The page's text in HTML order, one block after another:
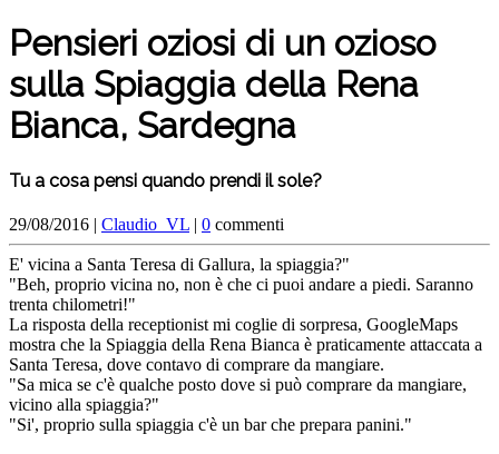
Pensieri oziosi di un ozioso
sulla Spiaggia della Rena
Bianca, Sardegna
Tu a cosa pensi quando prendi il sole?
29/08/2016 | Claudio_VL | 0 commenti
E' vicina a Santa Teresa di Gallura, la spiaggia?"
"Beh, proprio vicina no, non è che ci puoi andare a piedi. Saranno
trenta chilometri!"
La risposta della receptionist mi coglie di sorpresa, GoogleMaps
mostra che la Spiaggia della Rena Bianca è praticamente attaccata a
Santa Teresa, dove contavo di comprare da mangiare.
"Sa mica se c'è qualche posto dove si può comprare da mangiare,
vicino alla spiaggia?"
"Si', proprio sulla spiaggia c'è un bar che prepara panini."